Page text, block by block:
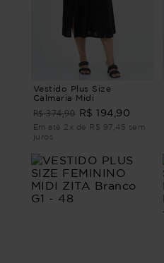
Vestido Plus Size
Calmaria Midi
R$ 374,90 R$ 194,90
Em até 2x de R$ 97,45 sem
juros